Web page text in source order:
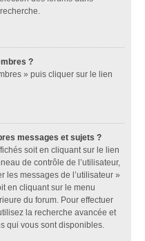
?
» puis cliquer sur le lien
messages et sujets ?
soit en cliquant sur le lien
de contrôle de l’utilisateur,
les messages de l’utilisateur »
en cliquant sur le menu
du forum. Pour effectuer
la recherche avancée et
qui vous sont disponibles.